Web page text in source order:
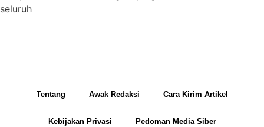
seluruh
Tentang Awak Redaksi Cara Kirim Artikel
Kebijakan Privasi Pedoman Media Siber